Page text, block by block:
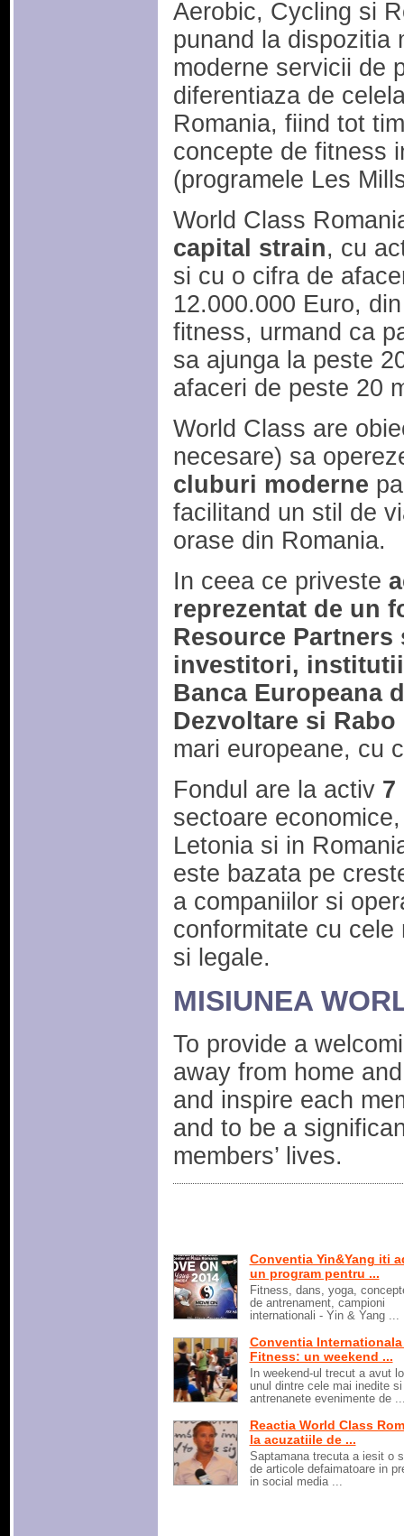
Aerobic, Cycling si
punand la dispozitia
moderne servicii de
diferentiaza de
Romania, fiind tot
concepte de fitness
(programele Les
World Class
capital strain, cu
si cu o cifra de
12.000.000 Euro,
fitness, urmand ca
sa ajunga la peste
afaceri de peste 20
World Class are
necesare) sa
cluburi moderne
facilitand un stil de
orase din Romania.
In ceea ce priveste
reprezentat de un
Resource
investitori,
Banca Europeana
Dezvoltare si Rabo
mari europeane, cu
Fondul are la activ 7
sectoare
Letonia si in
este bazata pe
a companiilor si
conformitate cu
si legale.
MISIUNEA
To provide a
away from home
and inspire each
and to be a
members’ lives.
Conventia Yin&Yang iti
un program pentru ...
Fitness, dans, yoga,
de antrenament, campioni
internationali - Yin & Yang ...
Conventia Internationala
Fitness: un weekend ...
In weekend-ul trecut a avut
unul dintre cele mai inedite si
antrenanete evenimente de
Reactia World Class
la acuzatiile de ...
Saptamana trecuta a iesit o
de articole defaimatoare in
in social media ...